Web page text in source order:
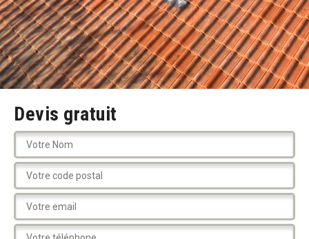
Devis gratuit